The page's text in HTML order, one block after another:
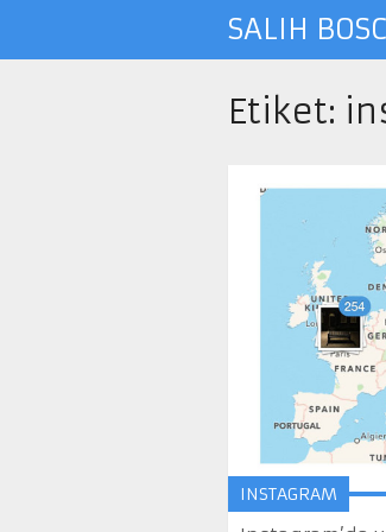
SALIH
Etiket:
INSTAGRAM